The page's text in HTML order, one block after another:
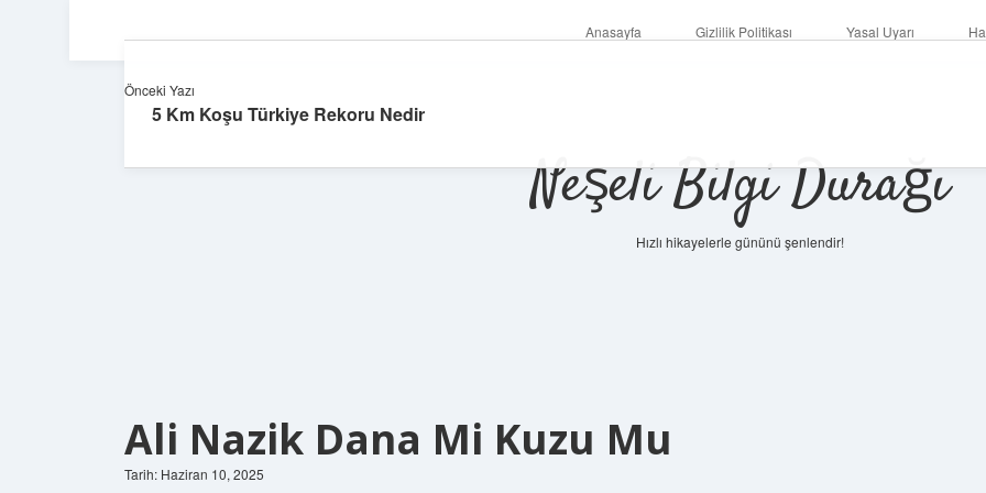
Anasayfa Gizlilik Politikası Yasal Uyarı
Neşeli Bilgi Durağı
Hızlı hikayelerle gününü şenlendir!
Ali Nazik Dana Mi Kuzu Mu
Tarih: Haziran 10, 2025
Önceki Yazı
5 Km Koşu Türkiye Rekoru Nedir